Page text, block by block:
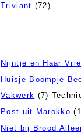
Triviant (72)
Nijntje en Haar
Huisje Boompje
Vakwerk (7)
Post uit Marokko
Niet bij Brood